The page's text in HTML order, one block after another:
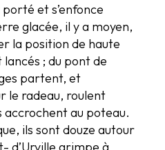
porté et s’enfonce
glacée, il y a moyen,
la position de haute
; du pont de
partent, et
le radeau, roulent
accrochent au poteau.
ils sont douze autour
d’Urville grimpe à